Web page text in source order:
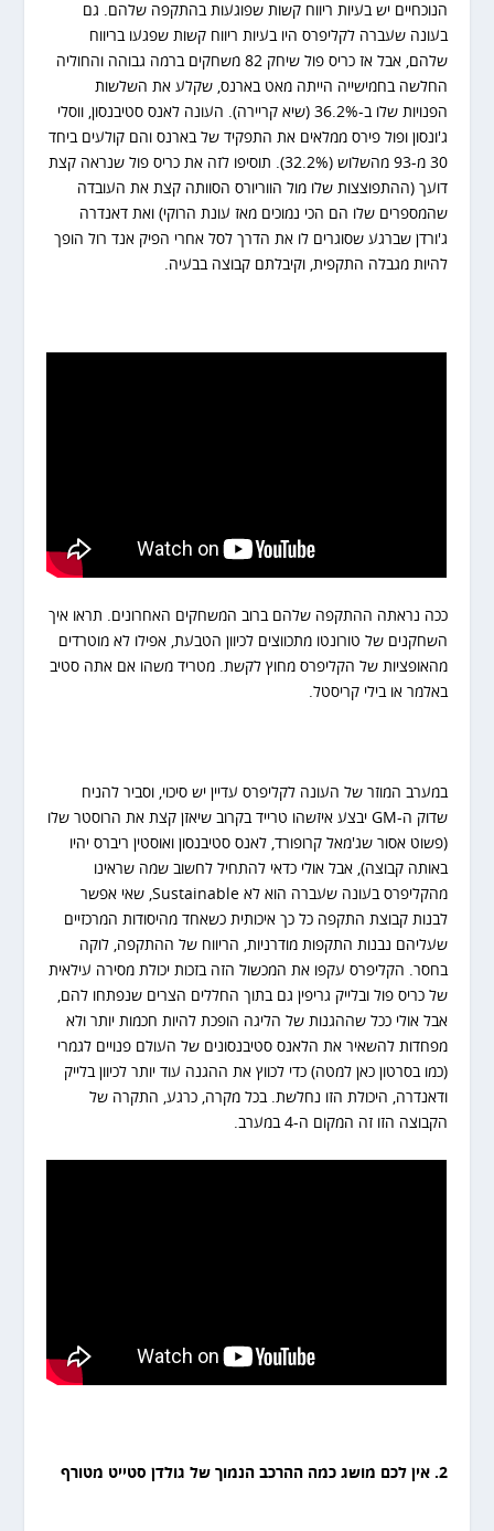
הנוכחיים יש בעיות ריווח קשות שפוגעות בהתקפה שלהם. גם
בעונה שעברה לקליפרס היו בעיות ריווח קשות שפגעו בריווח
שלהם, אבל אז כריס פול שיחק 82 משחקים ברמה גבוהה והחוליה
החלשה בחמישייה הייתה מאט בארנס, שקלע את השלשות
הפנויות שלו ב-36.2% (שיא קריירה). העונה לאנס סטיבנסון, ווסלי
ג'ונסון ופול פירס ממלאים את התפקיד של בארנס והם קולעים ביחד
30 מ-93 מהשלוש (32.2%). תוסיפו לזה את כריס פול שנראה קצת
דועך (ההתפוצצות שלו מול הווריורס הסוותה קצת את העובדה
שהמספרים שלו הם הכי נמוכים מאז עונת הרוקי) ואת דאנדרה
ג'ורדן שברגע שסוגרים לו את הדרך לסל אחרי הפיק אנד רול הופך
להיות מגבלה התקפית, וקיבלתם קבוצה בבעיה.
ככה נראתה ההתקפה שלהם ברוב המשחקים האחרונים. תראו איך
השחקנים של טורונטו מתכווצים לכיוון הטבעת, אפילו לא מוטרדים
מהאופציות של הקליפרס מחוץ לקשת. מטריד משהו אם אתה סטיב
באלמר או בילי קריסטל.
במערב המוזר של העונה לקליפרס עדיין יש סיכוי, וסביר להניח
שדוק ה-GM יבצע איזשהו טרייד בקרוב שיאזן קצת את הרוסטר שלו
(פשוט אסור שג'מאל קרופורד, לאנס סטיבנסון ואוסטין ריברס יהיו
באותה קבוצה), אבל אולי כדאי להתחיל לחשוב שמה שראינו
מהקליפרס בעונה שעברה הוא לא Sustainable, שאי אפשר
לבנות קבוצת התקפה כל כך איכותית כשאחד מהיסודות המרכזיים
שעליהם נבנות התקפות מודרניות, הריווח של ההתקפה, לוקה
בחסר. הקליפרס עקפו את המכשול הזה בזכות יכולת מסירה עילאית
של כריס פול ובלייק גריפין גם בתוך החללים הצרים שנפתחו להם,
אבל אולי ככל שההגנות של הליגה הופכת להיות חכמות יותר ולא
מפחדות להשאיר את הלאנס סטיבנסונים של העולם פנויים לגמרי
(כמו בסרטון כאן למטה) כדי לכווץ את ההגנה עוד יותר לכיוון בלייק
ודאנדרה, היכולת הזו נחלשת. בכל מקרה, כרגע, התקרה של
הקבוצה הזו זה המקום ה-4 במערב.
2. אין לכם מושג כמה ההרכב הנמוך של גולדן סטייט מטורף